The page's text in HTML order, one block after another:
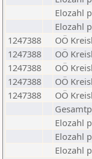
Elozahl
Elozahl
1247388
OÖ
1247388
OÖ
1247388
OÖ
1247388
OÖ
1247388
OÖ
Elozahl
Elozahl
Elozahl